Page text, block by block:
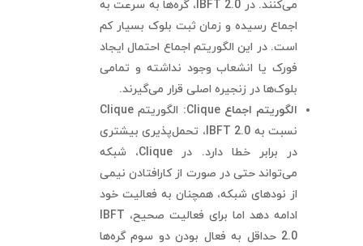
می‌کنند. در IBFT 2.0، گره‌ها به سرعت به
اجماع رسیده و زمان ثبت بلوک بسیار کم
است. در این الگوریتم اجماع احتمال ایجاد
فورک یا انشعاب وجود نداشته و تمامی
بلوک‌ها در زنجیره اصلی قرار می‌گیرند.
الگوریتم اجماعClique
:
الگوریتم Clique
نسبت به IBFT 2.0، تحمل‌پذیری بیشتری
در برابر خطا دارد. در Clique، شبکه
می‌تواند حتی در صورت از کارافتادن نیمی
از نودهای شبکه، همچنان به فعالیت خود
ادامه دهد اما برای فعالیت صحیح، IBFT
2.0 حداقل به فعال بودن دو سوم گره‌ها